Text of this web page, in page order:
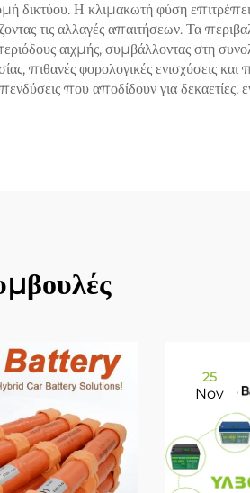
δικτύου. Η κλιμακωτή φύση
τις αλλαγές απαιτήσεων. Τα
αιχμής, συμβάλλοντας στη
πιθανές φορολογικές ενισχύσεις
που αποδίδουν για
25
Nov